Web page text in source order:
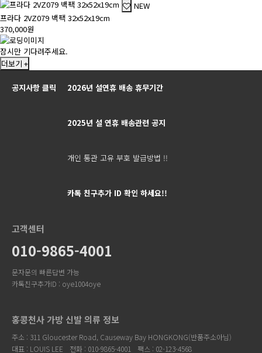
NEW
프라다 2VZ079 백팩 32x52x19cm
370,000원
잠시만 기다려주세요.
더보기 +
공지사항 클릭 2026년 설연휴 배송 휴무기간
2025년 설 연휴 배송관련 공지
개인 통관 고유 부호 발급방법 !!
카톡 친구추가 ID 확인 하세요!!
고객센터
010-9865-4001
문자문의 빠른답변 가능
카톡친구추가ID : oye1004oye
홍콩천사 가방 신발 의류 정보
주소 : 311 Gloucester Road, Causeway Bay HONGKONG(반품주소아님)
대표 : LOUIS LEE
전화 : 010-9865-4001 팩스 : 02-123-4568